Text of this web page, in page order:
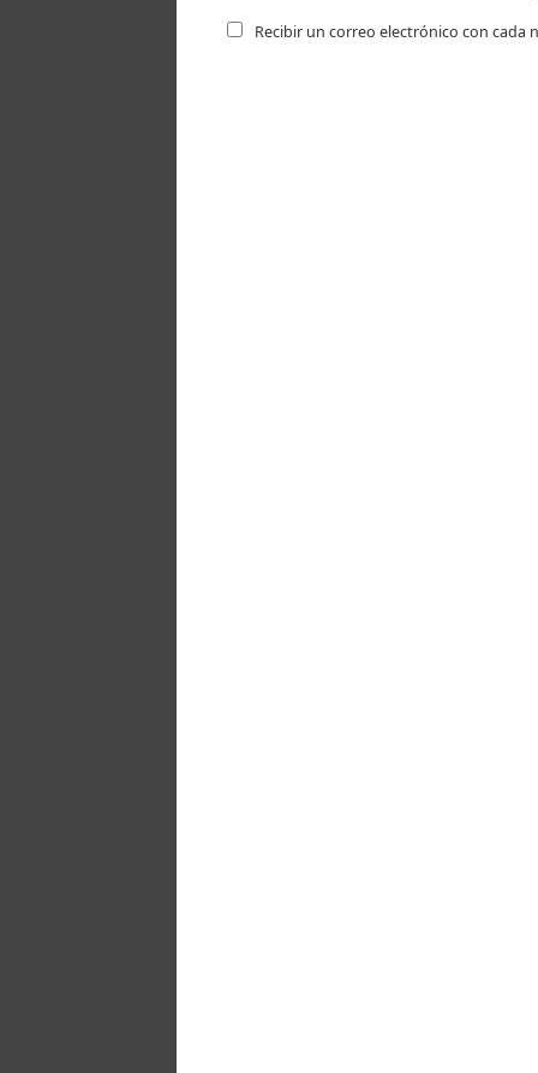
Recibir un correo electrónico con cada